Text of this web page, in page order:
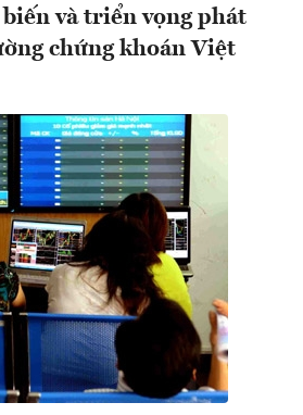
và triển vọng phát
chứng khoán Việt